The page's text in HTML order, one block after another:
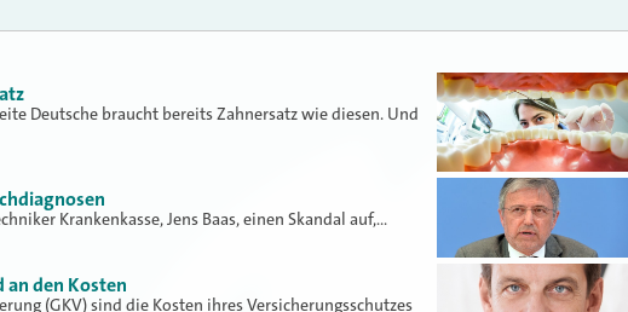
Deutsche braucht bereits Zahnersatz wie diesen. Und
Krankenkasse, Jens Baas, einen Skandal auf,…
an den Kosten
(GKV) sind die Kosten ihres Versicherungsschutzes